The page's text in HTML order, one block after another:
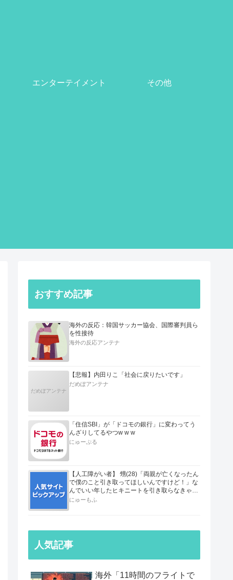
エンターテイメント その他
おすすめ記事
海外の反応：韓国サッカー協会、国際審判員ら
を性接待
海外の反応アンテナ
だめぽアンテナ
【悲報】内田りこ「社会に戻りたいです」
だめぽアンテナ
「住信SBI」が「ドコモの銀行」に変わってう
んざりしてるやつw w w
にゅーぷる
【人工障がい者】 甥(28)「両親が亡くなったん
で僕のこと引き取ってほしいんですけど！」な
んでいい年したヒキニートを引き取らなきゃい
けないんだ...
にゅーもふ
人気記事
海外「11時間のフライトで